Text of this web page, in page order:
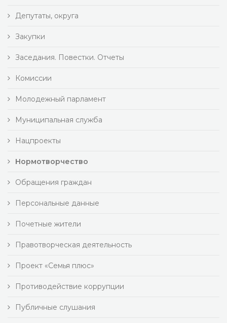
Депутаты, округа
Закупки
Заседания. Повестки. Отчеты
Комиссии
Молодежный парламент
Муниципальная служба
Нацпроекты
Нормотворчество
Обращения граждан
Персональные данные
Почетные жители
Правотворческая деятельность
Проект «Семья плюс»
Противодействие коррупции
Публичные слушания